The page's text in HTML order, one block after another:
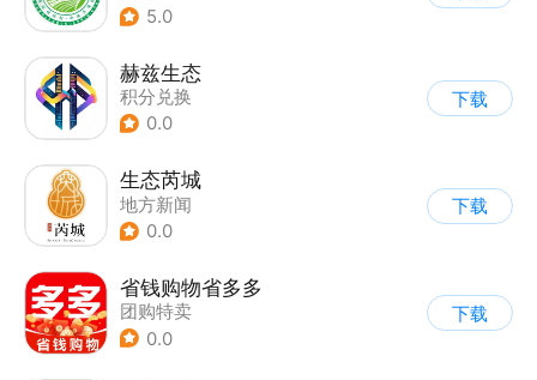
5.0
赫兹生态
积分兑换
0.0
下载
生态芮城
地方新闻
0.0
下载
省钱购物省多多
团购特卖
0.0
下载